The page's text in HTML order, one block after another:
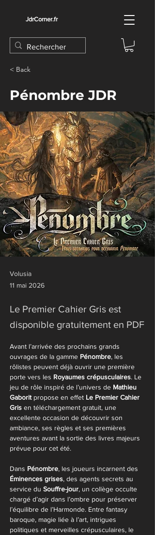
JdrCorner.fr
< Back
Pénombre JDR
Volusia
11 mai 2026
Le Premier Cahier Gris est
disponible gratuitement en PDF
Avant l’arrivée des prochains grands
ouvrages de la gamme Pénombre, les
rôlistes peuvent déjà ouvrir une première
porte vers les Royaumes crépusculaires. Le
jeu de rôle inspiré de l’univers de Mathieu
Gaborit propose en effet Le Premier Cahier
Gris en téléchargement gratuit, une
excellente occasion de découvrir son
ambiance, ses règles et ses premières
aventures avant la sortie des livres majeurs
prévue pour cet été.
Dans Pénombre, les joueurs incarnent des
Éminences grises, des agents secrets au
service du Souffre-jour, un collège occulte
chargé d’agir dans l’ombre pour préserver
l’équilibre de l’Harmonde. Entre fantasy
baroque, magie liée à l’art, intrigues
politiques et merveilles crépusculaires, le